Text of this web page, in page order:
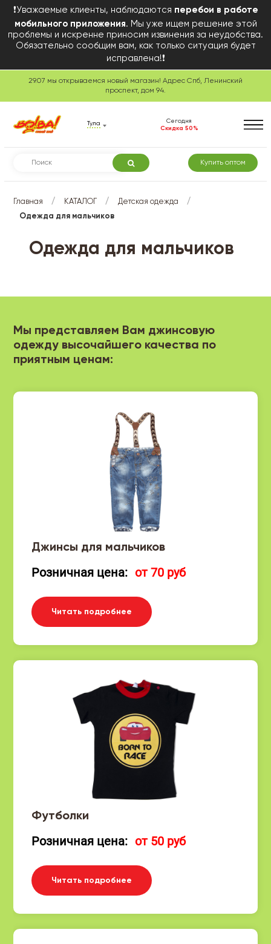
❗Уважаемые клиенты, наблюдаются перебои в работе
мобильного приложения. Мы уже ищем решение этой
проблемы и искренне приносим извинения за неудобства.
Обязательно сообщим вам, как только ситуация будет
исправлена!❗
29.07 мы открываемся новый магазин! Адрес Спб, Ленинский
проспект, дом 94.
Тула
Сегодня
Скидка 50%
Купить оптом
Главная / КАТАЛОГ / Детская одежда /
Одежда для мальчиков
Одежда для мальчиков
Мы представляем Вам джинсовую
одежду высочайшего качества по
приятным ценам:
Джинсы для мальчиков
Розничная цена: от 70 руб
Читать подробнее
Футболки
Розничная цена: от 50 руб
Читать подробнее